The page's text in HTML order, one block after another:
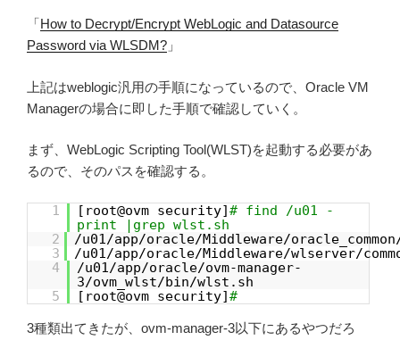
「How to Decrypt/Encrypt WebLogic and Datasource
Password via WLSDM? 」
上記はweblogic汎用の手順になっているので、Oracle VM
Managerの場合に即した手順で確認していく。
まず、WebLogic Scripting Tool(WLST)を起動する必要があ
るので、そのパスを確認する。
1 [root@ovm security]# find /u01 -
print |grep wlst.sh
2
/u01/app/oracle/Middleware/
3
/u01/app/oracle/Middleware/wlserver/
4
/u01/app/oracle/ovm-manager-
3/ovm_wlst/bin/wlst.sh
5
[root@ovm security]#
3種類出てきたが、ovm-manager-3以下にあるやつだろ